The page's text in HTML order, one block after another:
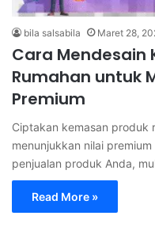
bila salsabila Maret 28,
Cara Mendesain
Rumahan untuk
Premium
Ciptakan kemasan produk
menunjukkan nilai
penjualan produk Anda,
Read More »